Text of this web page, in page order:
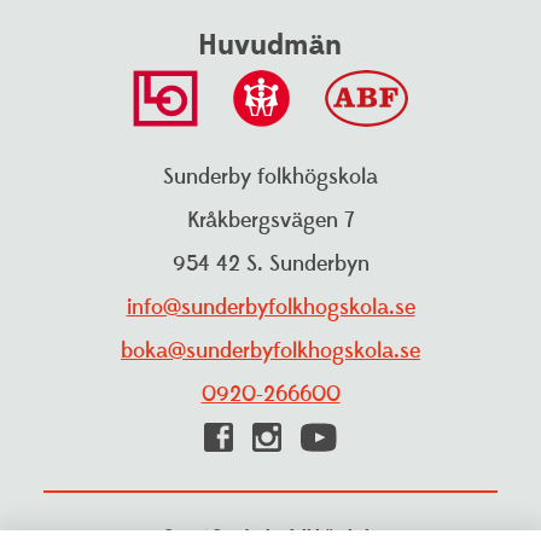
Huvudmän
Sunderby folkhögskola
Kråkbergsvägen 7
954 42 S. Sunderbyn
info@sunderbyfolkhogskola.se
boka@sunderbyfolkhogskola.se
0920-266600
© 2026 Sunderby folkhögskola